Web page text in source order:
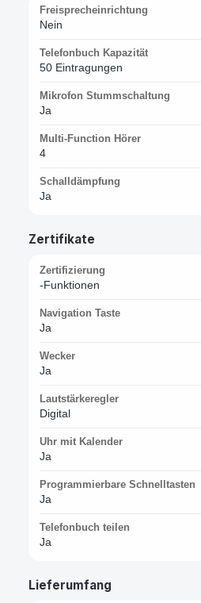
Freisprecheinrichtung
Nein
Telefonbuch Kapazität
50 Eintragungen
Mikrofon Stummschaltung
Ja
Multi-Function Hörer
4
Schalldämpfung
Ja
Zertifikate
Zertifizierung
-Funktionen
Navigation Taste
Ja
Wecker
Ja
Lautstärkeregler
Digital
Uhr mit Kalender
Ja
Programmierbare Schnelltasten
Ja
Telefonbuch teilen
Ja
Lieferumfang